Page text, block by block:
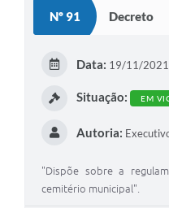
Nº 91 Decreto
Data: 19/11/2021
Situação: EM
Autoria:
"Dispõe sobre a
cemitério municipal".